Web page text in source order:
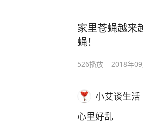
家里苍蝇越来
蝇！
526播放 2018年
小艾谈生活
心里好乱